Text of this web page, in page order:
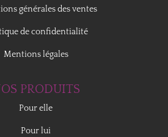
générales des ventes
de confidentialité
Mentions légales
PRODUITS
Pour elle
Pour lui